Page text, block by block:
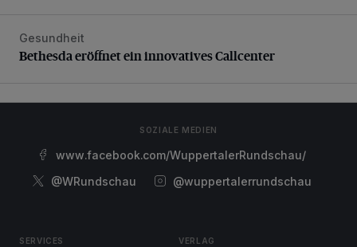
Bethesda eröffnet ein innovatives Callcenter
Gesundheit
Bethesda eröffnet ein innovatives Callcenter
SOZIALE MEDIEN
www.facebook.com/WuppertalerRundschau/
@WRundschau
@wuppertalerrundschau
SERVICES VERLAG